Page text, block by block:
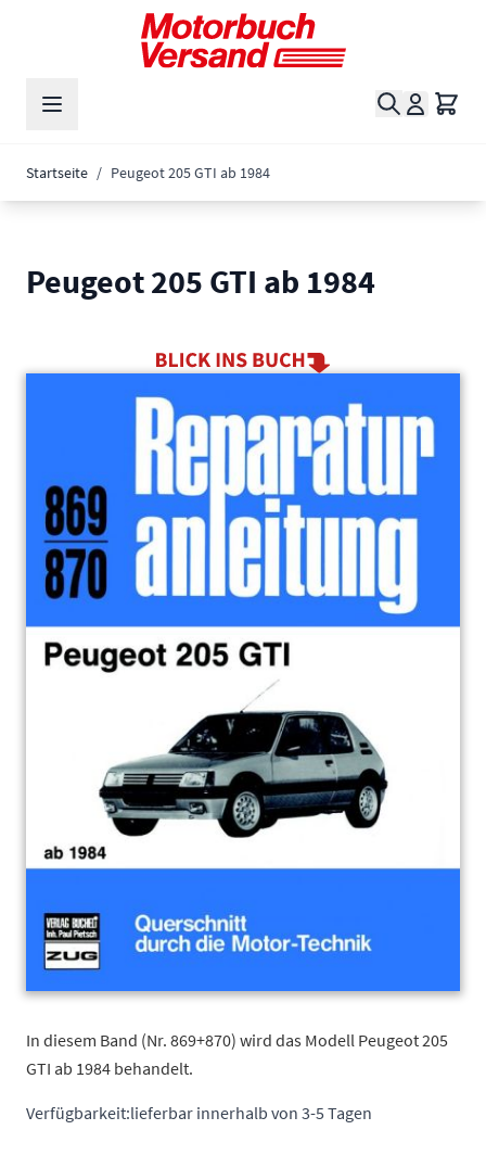
Zum Inhalt springen
Suche
Startseite / Peugeot 205 GTI ab 1984
Peugeot 205 GTI ab 1984
In diesem Band (Nr. 869+870) wird das Modell Peugeot 205
GTI ab 1984 behandelt.
Verfügbarkeit:lieferbar innerhalb von 3-5 Tagen